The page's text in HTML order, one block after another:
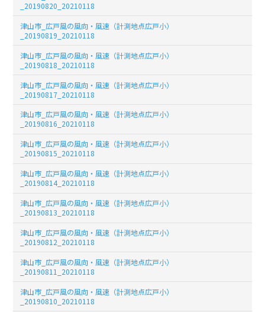
_20190820_20210118
津山市_広戸風の風向・風速（計測地点広戸小）
_20190819_20210118
津山市_広戸風の風向・風速（計測地点広戸小）
_20190818_20210118
津山市_広戸風の風向・風速（計測地点広戸小）
_20190817_20210118
津山市_広戸風の風向・風速（計測地点広戸小）
_20190816_20210118
津山市_広戸風の風向・風速（計測地点広戸小）
_20190815_20210118
津山市_広戸風の風向・風速（計測地点広戸小）
_20190814_20210118
津山市_広戸風の風向・風速（計測地点広戸小）
_20190813_20210118
津山市_広戸風の風向・風速（計測地点広戸小）
_20190812_20210118
津山市_広戸風の風向・風速（計測地点広戸小）
_20190811_20210118
津山市_広戸風の風向・風速（計測地点広戸小）
_20190810_20210118